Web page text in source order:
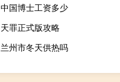
中国博士工资多少
天罪正式版攻略
兰州市冬天供热吗